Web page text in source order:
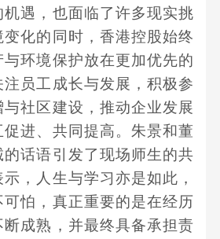
机遇，也面临了许多现实挑
化的同时，香港控股始终
与环境保护放在更加优先的
员工成长与发展，积极参
社区建设，推动企业发展
进、共同提高。朱景和董
话语引发了现场师生的共
，人生与学习亦是如此，
可怕，真正重要的是在经历
成熟，并最终具备承担责